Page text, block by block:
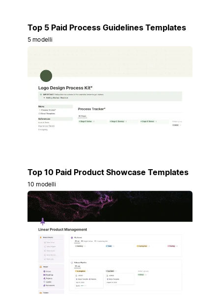
Top 5 Paid Process Guidelines Templates
5 modelli
Top 10 Paid Product Showcase Templates
10 modelli